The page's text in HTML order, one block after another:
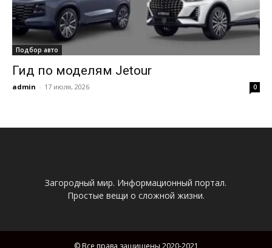
Подбор авто
Гид по моделям Jetour
admin - 17 июля, 2026 0
Загородный мир. Информационный портал.
Простые вещи о сложной жизни.